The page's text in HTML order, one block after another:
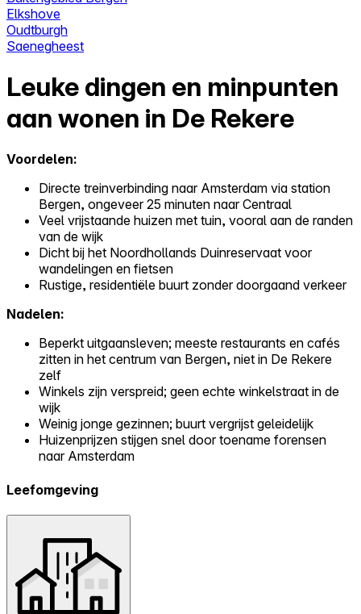
Elkshove
Oudtburgh
Saenegheest
Leuke dingen en minpunten
aan wonen in De Rekere
Voordelen:
Directe treinverbinding naar Amsterdam via station
Bergen, ongeveer 25 minuten naar Centraal
Veel vrijstaande huizen met tuin, vooral aan de randen
van de wijk
Dicht bij het Noordhollands Duinreservaat voor
wandelingen en fietsen
Rustige, residentiële buurt zonder doorgaand verkeer
Nadelen:
Beperkt uitgaansleven; meeste restaurants en cafés
zitten in het centrum van Bergen, niet in De Rekere
zelf
Winkels zijn verspreid; geen echte winkelstraat in de
wijk
Weinig jonge gezinnen; buurt vergrijst geleidelijk
Huizenprijzen stijgen snel door toename forensen
naar Amsterdam
Leefomgeving